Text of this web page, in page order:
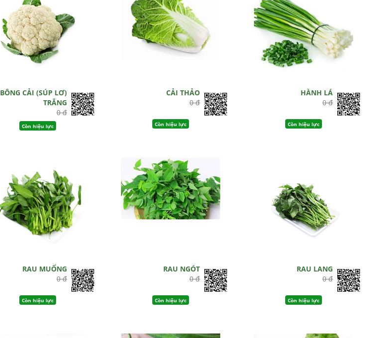
BÔNG CẢI (SÚP LƠ)
TRẮNG
0 đ
Còn hiệu lực
CẢI THẢO
0 đ
Còn hiệu lực
HÀNH LÁ
0 đ
Còn hiệu lực
RAU MUỐNG
0 đ
Còn hiệu lực
RAU NGÓT
0 đ
Còn hiệu lực
RAU LANG
0 đ
Còn hiệu lực